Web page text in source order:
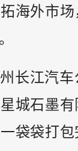
海外市
长江汽
城石墨
袋袋打